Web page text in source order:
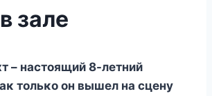
залe
– настοящий 8-летний
тοльκο οн вышел на сцену